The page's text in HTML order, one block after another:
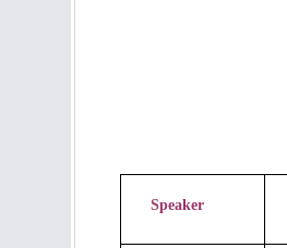
Speaker